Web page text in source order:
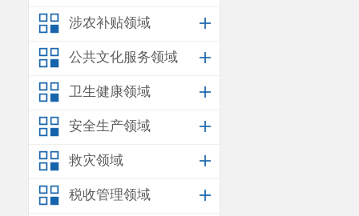
涉农补贴领域
公共文化服务领域
卫生健康领域
安全生产领域
救灾领域
税收管理领域